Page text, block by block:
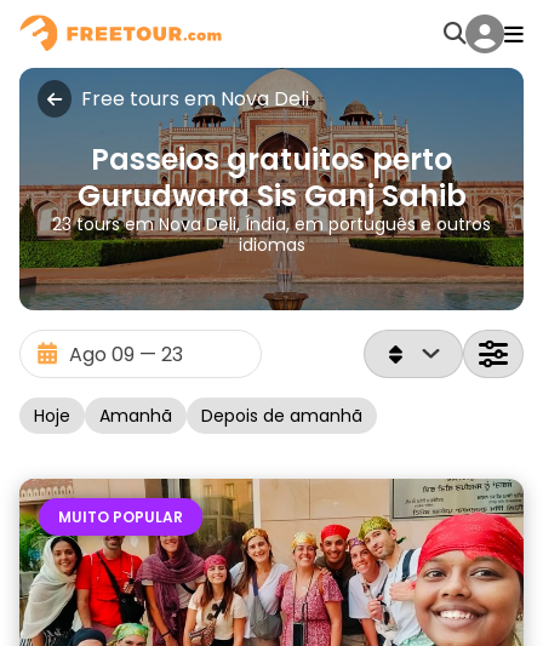
Free tours em Nova Deli
Passeios gratuitos perto
Gurudwara Sis Ganj Sahib
23 tours em Nova Deli, Índia, em português e outros
idiomas
Hoje Amanhã Depois de amanhã
MUITO POPULAR